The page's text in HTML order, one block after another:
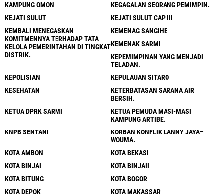
KAMPUNG OMON
KEGAGALAN SEORANG PEMIMPIN.
KEJATI SULUT
KEJATI SULUT CAP III
KEMBALI MENEGASKAN
KOMITMENNYA TERHADAP TATA
KELOLA PEMERINTAHAN DI TINGKAT
DISTRIK.
KEMENAG SANGIHE
KEMENAK SARMI
KEPEMIMPINAN YANG MENJADI
TELADAN.
KEPOLISIAN
KEPULAUAN SITARO
KESEHATAN
KETERBATASAN SARANA AIR
BERSIH.
KETUA DPRK SARMI
KETUA PEMUDA MASI-MASI
KAMPUNG ARTIBE.
KNPB SENTANI
KORBAN KONFLIK LANNY JAYA–
WOUMA.
KOTA AMBON
KOTA BEKASI
KOTA BINJAI
KOTA BINJAII
KOTA BITUNG
KOTA BOGOR
KOTA DEPOK
KOTA MAKASSAR